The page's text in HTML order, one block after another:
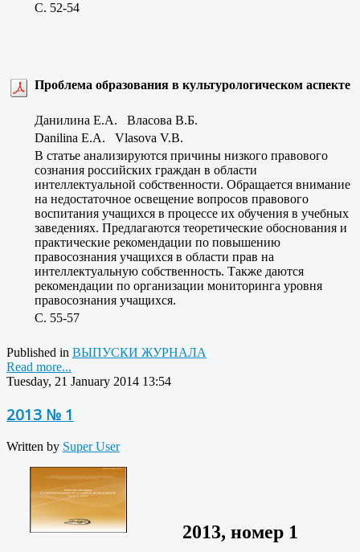
C. 52-54
Проблема образования в культурологическом аспекте
Данилина Е.А. Власова В.Б.
Danilina E.A. Vlasova V.B.
В статье анализируются причины низкого правового
сознания российских граждан в области
интеллектуальной собственности. Обращается внимание
на недостаточное освещение вопросов правового
воспитания учащихся в процессе их обучения в учебных
заведениях. Предлагаются теоретические обоснования и
практические рекомендации по повышению
правосознания учащихся в области прав на
интеллектуальную собственность. Также даются
рекомендации по организации мониторинга уровня
правосознания учащихся.
C. 55-57
Published in ВЫПУСКИ ЖУРНАЛА
Read more...
Tuesday, 21 January 2014 13:54
2013 № 1
Written by Super User
2013, номер 1